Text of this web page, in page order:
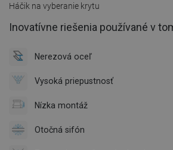
Háčik na vyberanie krytu
Inovatívne riešenia používané v
Nerezová oceľ
Vysoká priepustnosť
Nízka montáž
Otočná sifón